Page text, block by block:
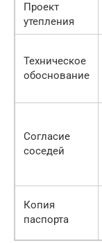
Проект
утепления
Техническое
обоснование
Согласие
соседей
Копия
паспорта